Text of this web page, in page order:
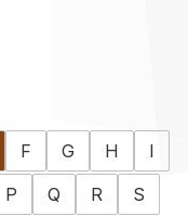
F G H
I
P Q R
S